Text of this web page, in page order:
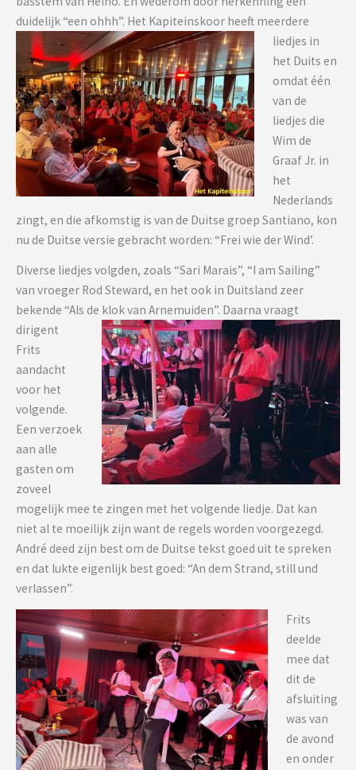
duidelijk “een ohhh”. Het Kapiteinskoor heeft meerdere
liedjes in
het Duits en
omdat één
van de
liedjes die
Wim de
Graaf Jr. in
het
Nederlands
zingt, en die afkomstig is van de Duitse groep Santiano, kon
nu de Duitse versie gebracht worden: “Frei wie der Wind’.
Diverse liedjes volgden, zoals “Sari Marais”, “I am Sailing”
van vroeger Rod Steward, en het ook in Duitsland zeer
bekende “Als de klok van Arnemuiden”. Daarna vraagt
dirigent
Frits
aandacht
voor het
volgende.
Een verzoek
aan alle
gasten om
zoveel
mogelijk mee te zingen met het volgende liedje. Dat kan
niet al te moeilijk zijn want de regels worden voorgezegd.
André deed zijn best om de Duitse tekst goed uit te spreken
en dat lukte eigenlijk best goed: “An dem Strand, still und
verlassen”.
Frits
deelde
mee dat
dit de
afsluiting
was van
de avond
en onder